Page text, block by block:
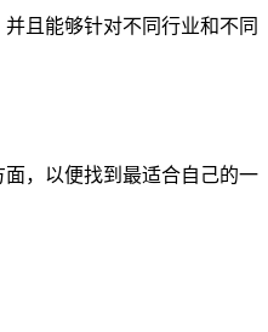
且能够针对不同行业和不同
，以便找到最适合自己的一